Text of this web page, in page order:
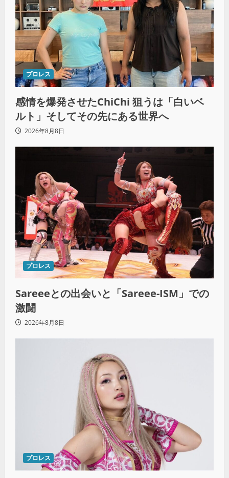
プロレス
感情を爆発させたChiChi 狙うは「白いベ
ルト」そしてその先にある世界へ
2026年8月8日
プロレス
Sareeeとの出会いと「Sareee-ISM」での
激闘
2026年8月8日
プロレス